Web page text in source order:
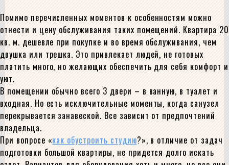
Помимо перечисленных моментов к особенностям можно
отнести и цену обслуживания таких помещений. Квартира 20
кв. м. дешевле при покупке и во время обслуживания, чем
двушка или трешка. Это привлекает людей, не готовых
платить много, но желающих обеспечить для себя комфорт и
уют.
В помещении обычно всего 3 двери – в ванную, в туалет и
входная. Но есть исключительные моменты, когда санузел
перекрывается занавеской. Все зависит от предпочтений
владельца.
При вопросе «как обустроить студию?», в отличие от задач
подготовки большой квартиры, не придется долго искать